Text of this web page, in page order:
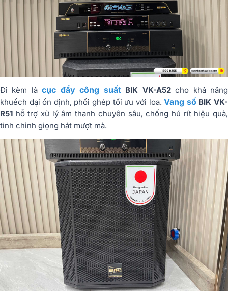
Đi kèm làcục đẩy công suấtBIK VK-A52cho khả năng
khuếch đại ổn định, phối ghép tối ưu với loa.Vang sốBIK VK-
R51 hỗ trợ xử lý âm thanh chuyên sâu, chống hú rít hiệu quả,
tinh chỉnh giọng hát mượt mà.